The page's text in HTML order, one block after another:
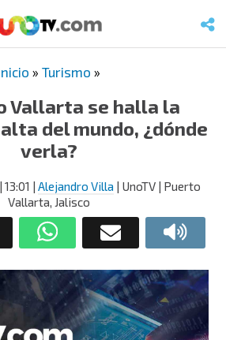
» Turismo »
Vallarta se halla la
del mundo, ¿dónde
verla?
| 13:01 | Alejandro Villa | UnoTV | Puerto
Vallarta, Jalisco